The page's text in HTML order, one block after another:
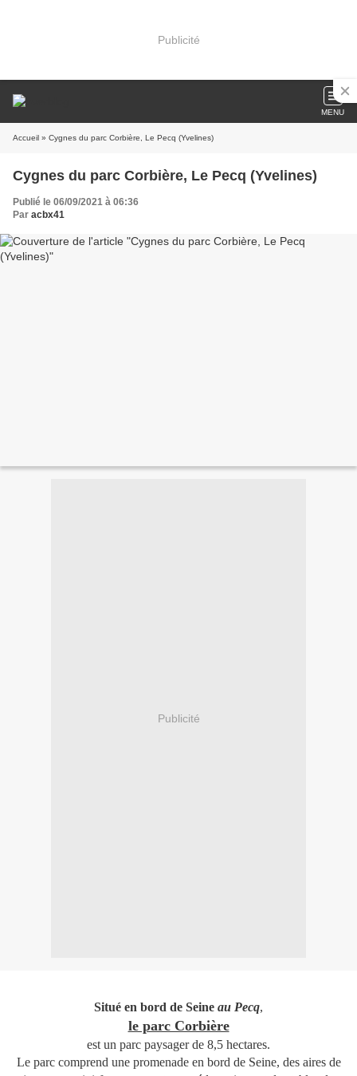
Publicité
MENU
Accueil » Cygnes du parc Corbière, Le Pecq (Yvelines)
Cygnes du parc Corbière, Le Pecq (Yvelines)
Publié le 06/09/2021 à 06:36
Par acbx41
Publicité
Situé en bord de Seine au Pecq,
le parc Corbière
est un parc paysager de 8,5 hectares.
Le parc comprend une promenade en bord de Seine, des aires de